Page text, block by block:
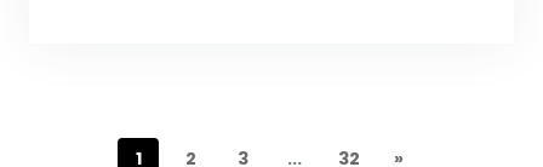
1 2 3 ... 32 »